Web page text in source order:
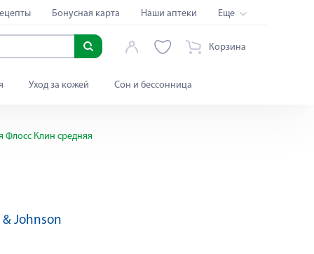
Бонусная карта Наши аптеки Еще
Корзина
Уход за кожей Сон и бессонница
Флосс Клин средняя
Johnson